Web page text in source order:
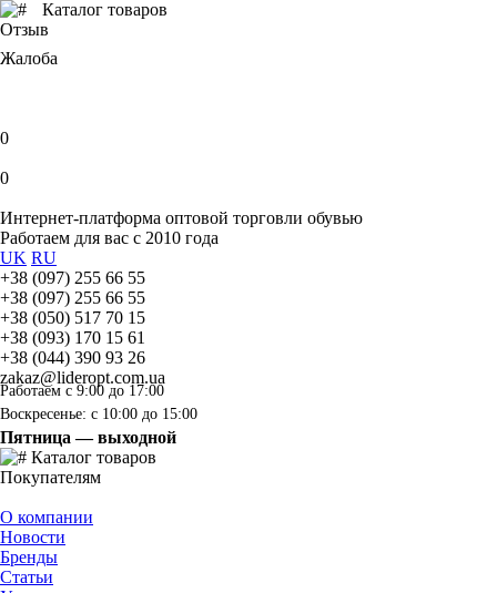
Каталог товаров
Отзыв
Жалоба
0
0
Интернет-платформа оптовой торговли обувью
Работаем для вас с 2010 года
UK RU
+38 (097) 255 66 55
+38 (097) 255 66 55
+38 (050) 517 70 15
+38 (093) 170 15 61
+38 (044) 390 93 26
zakaz@lideropt.com.ua
Работаем с 9:00 до 17:00
Воскресенье: с 10:00 до 15:00
Пятница — выходной
Каталог товаров
Покупателям
О компании
Новости
Бренды
Статьи